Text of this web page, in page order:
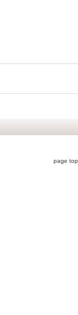
page top